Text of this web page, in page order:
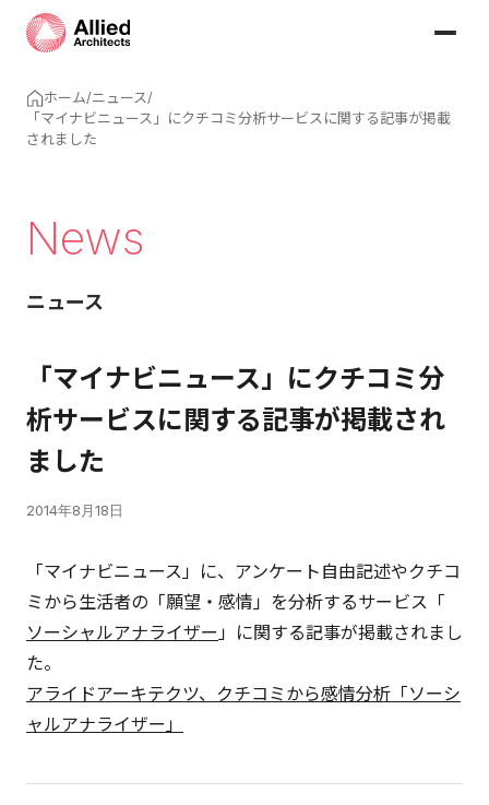
ホーム/ニュース/
「マイナビニュース」にクチコミ分析サービスに関する記事が掲載
されました
News
ニュース
「マイナビニュース」にクチコミ分
析サービスに関する記事が掲載され
ました
2014年8月18日
「マイナビニュース」に、アンケート自由記述やクチコ
ミから生活者の「願望・感情」を分析するサービス「
ソーシャルアナライザー 」に関する記事が掲載されまし
た。
アライドアーキテクツ、クチコミから感情分析「ソーシ
ャルアナライザー」